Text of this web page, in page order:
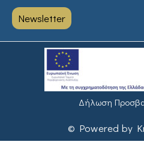
Newsletter
Δήλωση
© Powered by